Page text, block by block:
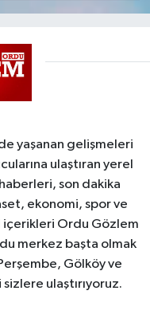
yaşanan gelişmeleri
ulaştıran yerel
son dakika
ekonomi, spor ve
Ordu Gözlem
merkez başta olmak
Gölköy ve
ulaştırıyoruz.